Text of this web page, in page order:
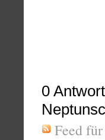
0
Feed